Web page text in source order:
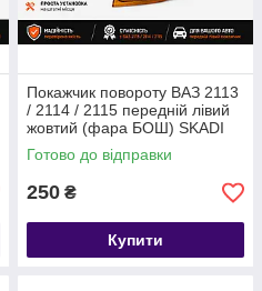
Покажчик повороту ВАЗ 2113
/ 2114 / 2115 передній лівий
жовтий (фара БОШ) SKADI
Готово до відправки
250 ₴
Купити